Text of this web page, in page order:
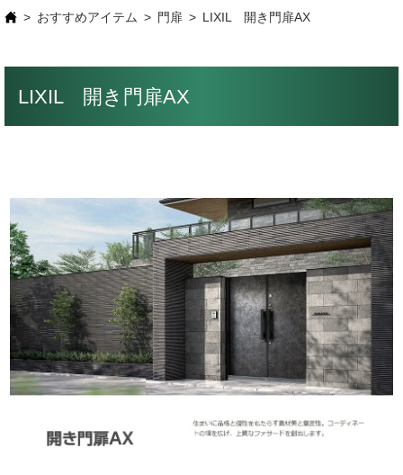
おすすめアイテム 門扉 LIXIL 開き門扉AX
LIXIL 開き門扉AX